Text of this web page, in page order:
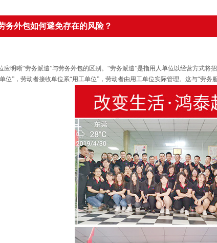
务外包如何避免存在的风险？
明晰“劳务派遣”与劳务外包的区别。“劳务派遣”是指用人单位以经营方式
位”，劳动者接收单位系“用工单位”，劳动者由用工单位实际管理。这与“劳务